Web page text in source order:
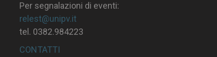
Per segnalazioni di eventi:
relest@unipv.it
tel. 0382.984223
CONTATTI